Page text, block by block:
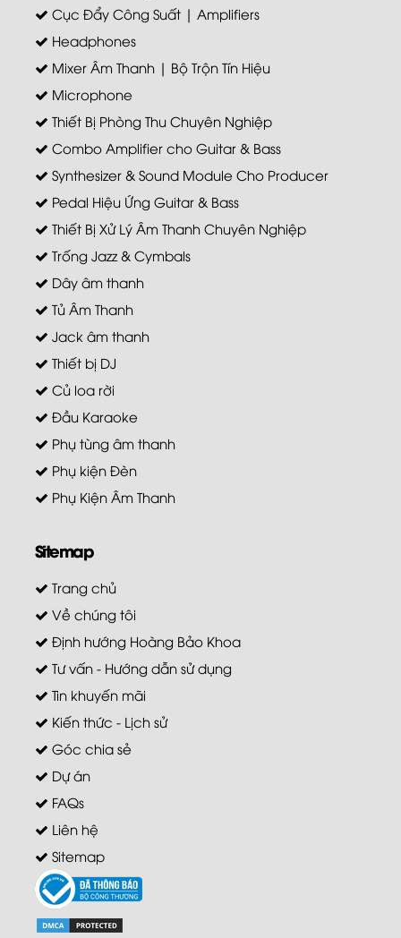
Cục Đẩy Công Suất | Amplifiers
Headphones
Mixer Âm Thanh | Bộ Trộn Tín Hiệu
Microphone
Thiết Bị Phòng Thu Chuyên Nghiệp
Combo Amplifier cho Guitar & Bass
Synthesizer & Sound Module Cho Producer
Pedal Hiệu Ứng Guitar & Bass
Thiết Bị Xử Lý Âm Thanh Chuyên Nghiệp
Trống Jazz & Cymbals
Dây âm thanh
Tủ Âm Thanh
Jack âm thanh
Thiết bị DJ
Củ loa rời
Đầu Karaoke
Phụ tùng âm thanh
Phụ kiện Đèn
Phụ Kiện Âm Thanh
Sitemap
Trang chủ
Về chúng tôi
Định hướng Hoàng Bảo Khoa
Tư vấn - Hướng dẫn sử dụng
Tin khuyến mãi
Kiến thức - Lịch sử
Góc chia sẻ
Dự án
FAQs
Liên hệ
Sitemap